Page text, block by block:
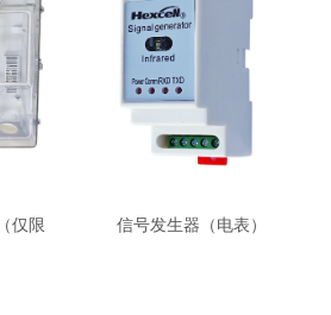
仅限
信号发生器（电表）